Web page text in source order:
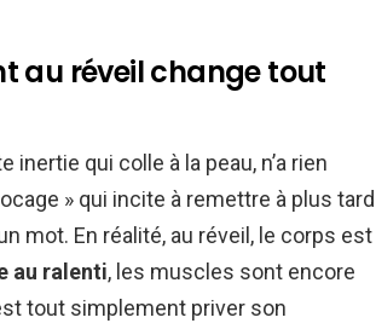
au réveil change tout
qui colle à la peau, n’a rien
» qui incite à remettre à plus tard
mot. En réalité, au réveil, le corps est
au ralenti, les muscles sont encore
tout simplement priver son